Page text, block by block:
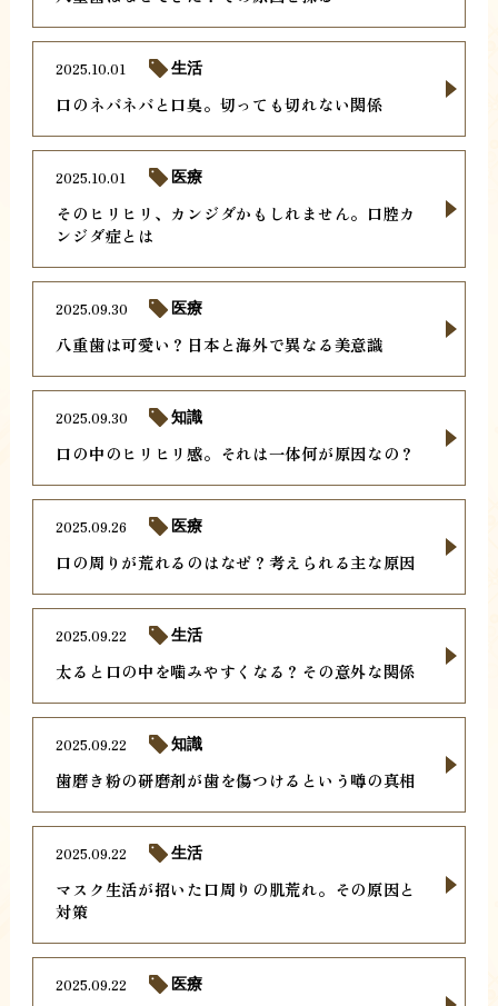
口のネバネバと口臭。切っても切れない関係
2025.10.01 生活
そのヒリヒリ、カンジダかもしれません。口腔カ
ンジダ症とは
2025.10.01 医療
八重歯は可愛い？日本と海外で異なる美意識
2025.09.30 医療
口の中のヒリヒリ感。それは一体何が原因なの？
2025.09.30 知識
口の周りが荒れるのはなぜ？考えられる主な原因
2025.09.26 医療
太ると口の中を噛みやすくなる？その意外な関係
2025.09.22 生活
歯磨き粉の研磨剤が歯を傷つけるという噂の真相
2025.09.22 知識
マスク生活が招いた口周りの肌荒れ。その原因と
対策
2025.09.22 生活
2025.09.22 医療